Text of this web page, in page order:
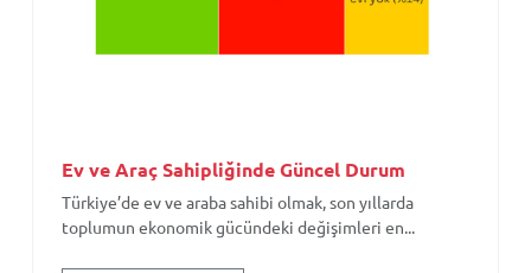
Ev ve Araç Sahipliğinde Güncel Durum
Türkiye’de ev ve araba sahibi olmak, son yıllarda
toplumun ekonomik gücündeki değişimleri en...